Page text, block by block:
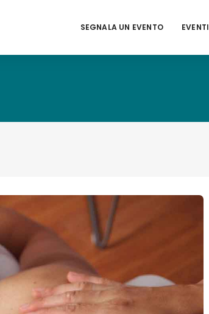
SEGNALA UN EVENTO EVENTI